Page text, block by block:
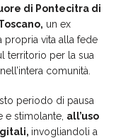
di Pontecitra di
un ex
vita alla fede
territorio per la sua
comunità.
periodo di pausa
e stimolante, all’uso
invogliandoli a